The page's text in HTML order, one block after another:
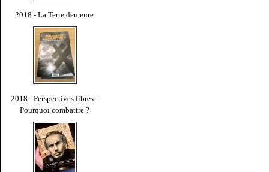
2018 - La Terre demeure
2018 - Perspectives libres -
Pourquoi combattre ?